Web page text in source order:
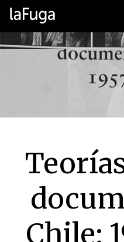
Chile: